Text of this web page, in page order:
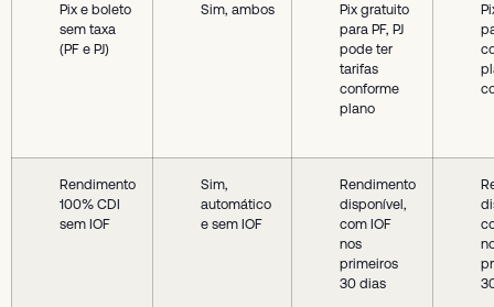
Pix e boleto
sem taxa
(PF e PJ)
Sim, ambos
Pix gratuito
para PF, PJ
pode ter
tarifas
conforme
plano
Rendimento
100% CDI
sem IOF
Sim,
automático
e sem IOF
Rendimento
disponível,
com IOF
nos
primeiros
30 dias